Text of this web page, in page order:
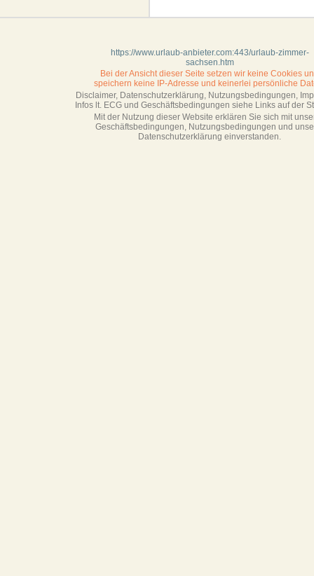
https://www.urlaub-anbieter.com:443/urlaub-zimmer-
sachsen.htm
Bei der Ansicht dieser Seite setzen wir keine Cookies
speichern keine IP-Adresse und keinerlei persönliche
Disclaimer, Datenschutzerklärung, Nutzungsbedingungen,
Infos lt. ECG und Geschäftsbedingungen siehe Links auf der
Mit der Nutzung dieser Website erklären Sie sich mit
Geschäftsbedin­gungen, Nutzungsbedingungen und
Datenschutzerklärung einverstanden.